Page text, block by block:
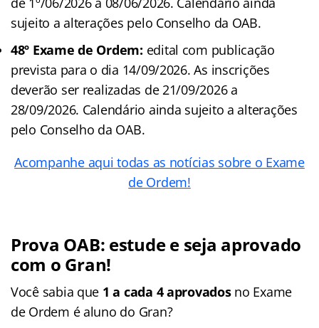
sujeito a alterações pelo Conselho da OAB.
48º Exame de Ordem: edital com publicação
prevista para o dia 14/09/2026. As inscrições
deverão ser realizadas de 21/09/2026 a
28/09/2026. Calendário ainda sujeito a alterações
pelo Conselho da OAB.
Acompanhe aqui todas as notícias sobre o Exame
de Ordem!
Prova OAB: estude e seja aprovado
com o Gran!
Você sabia que 1 a cada 4 aprovados no Exame
de Ordem é aluno do Gran?